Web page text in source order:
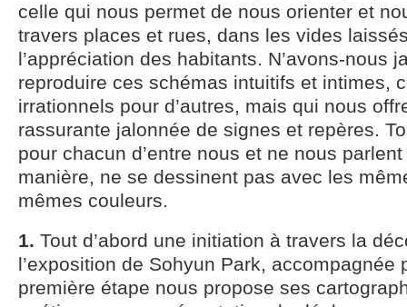
celle qui nous permet de nous orienter et
travers places et rues, dans les vides
l’appréciation des habitants. N’avons-nous
reproduire ces schémas intuitifs et intimes,
irrationnels pour d’autres, mais qui nous
rassurante jalonnée de signes et repères.
pour chacun d’entre nous et ne nous
manière, ne se dessinent pas avec les
mêmes couleurs.
1. Tout d’abord une initiation à travers la
l’exposition de Sohyun Park, accompagnée
première étape nous propose ses